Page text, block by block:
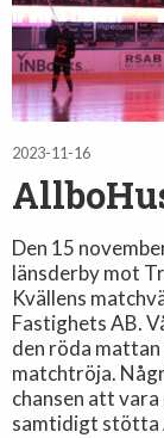
2023-11-16
Den 15
länsderby mot
Kvällens
Fastighets AB.
den röda
matchtröja.
chansen att
samtidigt stötta